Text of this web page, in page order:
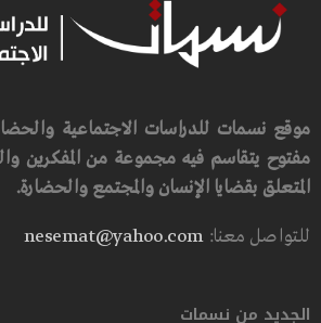
موقع نسمات للدراسات الاجتماعية
مفتوح يتقاسم فيه مجموعة من المفكرين
المتعلق بقضايا الإنسان والمجتمع والحضارة.
للتواصل معنا:nesemat@yahoo.com
الجديد من نسمات